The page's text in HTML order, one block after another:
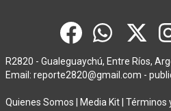
R2820 - Gualeguaychú, Entre Ríos,
Email: reporte2820@gmail.com -
Quienes Somos Media Kit Términos